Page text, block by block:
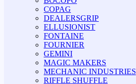
COPAG
DEALERSGRIP
ELLUSIONIST
FONTAINE
FOURNIER
GEMINI
MAGIC MAKERS
MECHANIC INDUSTRIES
RIFFLE SHUFFLE